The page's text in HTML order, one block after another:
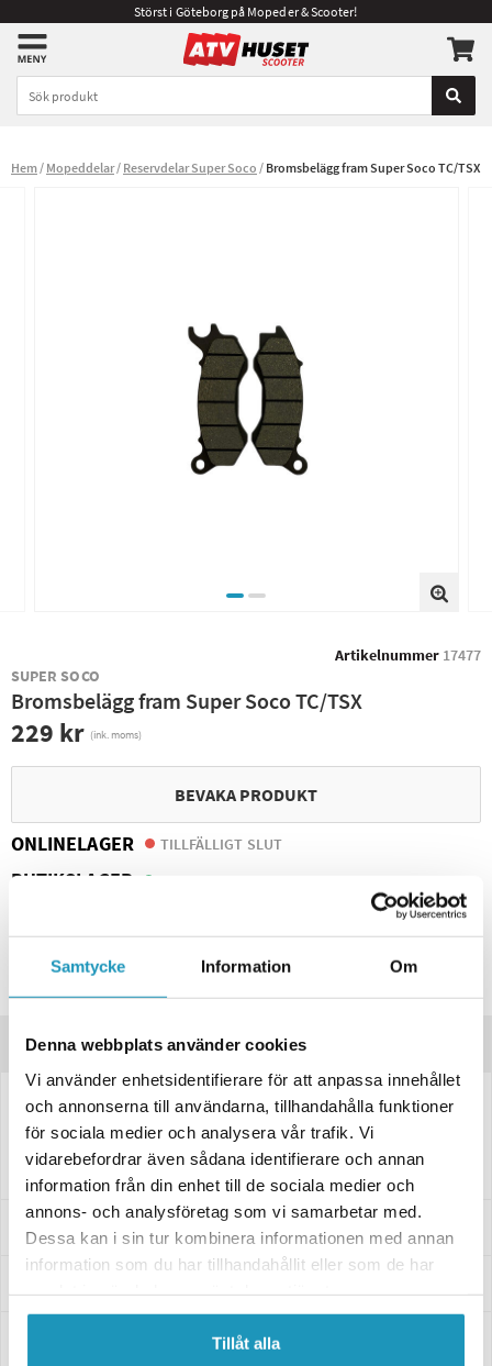
Samtycke Information Om
Denna webbplats använder cookies
Vi använder enhetsidentifierare för att anpassa innehållet
och annonserna till användarna, tillhandahålla funktioner
för sociala medier och analysera vår trafik. Vi
vidarebefordrar även sådana identifierare och annan
information från din enhet till de sociala medier och
annons- och analysföretag som vi samarbetar med.
Dessa kan i sin tur kombinera informationen med annan
information som du har tillhandahållit eller som de har
Tillåt alla
Störst i Göteborg på Mopeder & Scooter!
Hem Mopeddelar Reservdelar Super Soco Bromsbelägg fram Super Soco TC/TSX
Artikelnummer 17477
SUPER SOCO
Bromsbelägg fram Super Soco TC/TSX
229 kr (ink. moms)
BEVAKA PRODUKT
ONLINELAGER TILLFÄLLIGT SLUT
BUTIKSLAGER
Produktinformation
Bromsbelägg till Super Soco TC/TSX.
Komplett kit för frambromsarna!
Specifikationer